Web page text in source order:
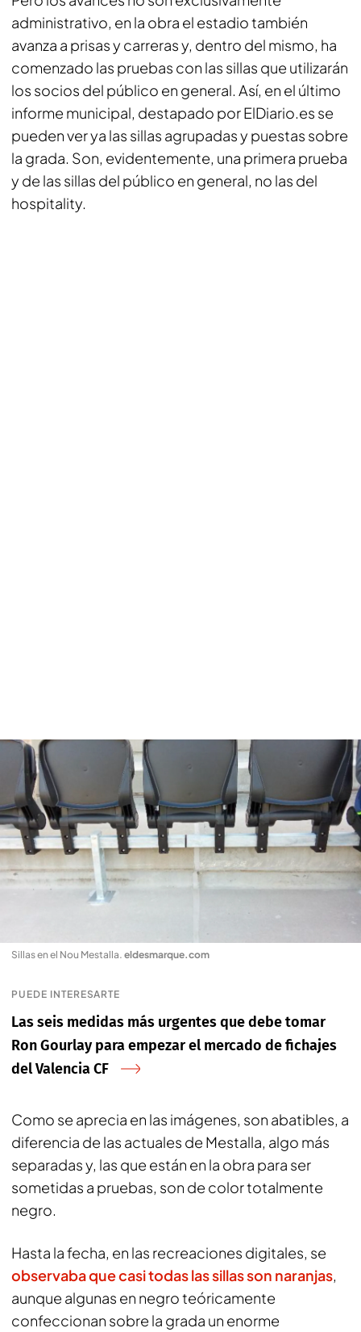
administrativo, en la obra el estadio también
avanza a prisas y carreras y, dentro del mismo, ha
comenzado las pruebas con las sillas que utilizarán
los socios del público en general. Así, en el último
informe municipal, destapado porElDiario.es se
pueden ver ya las sillas agrupadas y puestas sobre
la grada. Son, evidentemente, una primera prueba
y de las sillas del público en general, no las del
hospitality.
Sillas en el Nou Mestalla. eldesmarque.com
PUEDE INTERESARTE
Las seis medidas más urgentes que debe tomar
Ron Gourlay para empezar el mercado de fichajes
del Valencia CF
Como se aprecia en las imágenes, son abatibles, a
diferencia de las actuales de Mestalla, algo más
separadas y, las que están en la obra para ser
sometidas a pruebas, son de color totalmente
negro.
Hasta la fecha, en las recreaciones digitales, se
observaba que casi todas las sillas son naranjas,
aunque algunas en negro teóricamente
confeccionan sobre la grada un enorme